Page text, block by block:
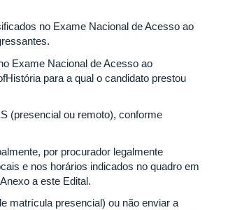
no Exame Nacional de Acesso ao
Exame Nacional de Acesso ao
para a qual o candidato prestou
(presencial ou remoto), conforme
por procurador legalmente
e nos horários indicados no quadro em
a este Edital.
matrícula presencial) ou não enviar a